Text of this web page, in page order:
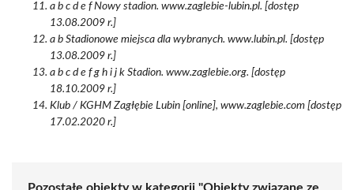
a b c d e f Nowy stadion. www.zaglebie-lubin.pl. [dostęp
13.08.2009 r.]
a b Stadionowe miejsca dla wybranych. www.lubin.pl. [dostęp
13.08.2009 r.]
a b c d e f g h i j k Stadion. www.zaglebie.org. [dostęp
18.10.2009 r.]
Klub / KGHM Zagłębie Lubin [online], www.zaglebie.com [dostęp
17.02.2020 r.]